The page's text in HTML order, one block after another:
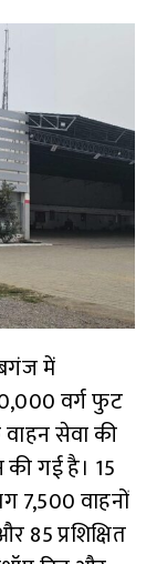
में
वर्ग फुट
वाहन सेवा की
गई है। 15
7,500 वाहनों
प्रशिक्षित